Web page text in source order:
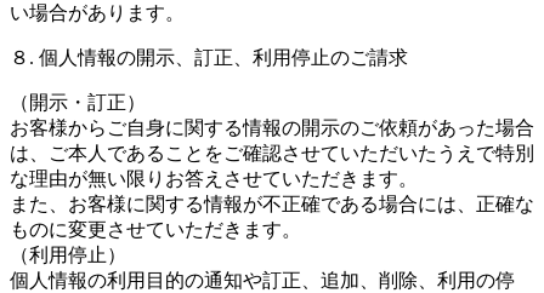
い場合があります。
８. 個人情報の開示、訂正、利用停止のご請求
（開示・訂正）
お客様からご自身に関する情報の開示のご依頼があった場合
は、ご本人であることをご確認させていただいたうえで特別
な理由が無い限りお答えさせていただきます。
また、お客様に関する情報が不正確である場合には、正確な
ものに変更させていただきます。
（利用停止）
個人情報の利用目的の通知や訂正、追加、削除、利用の停